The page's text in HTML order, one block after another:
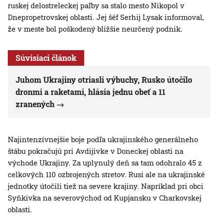
ruskej delostreleckej paľby sa stalo mesto Nikopol v
Dnepropetrovskej oblasti. Jej šéf Serhij Lysak informoval,
že v meste bol poškodený bližšie neurčený podnik.
Súvisiaci článok
Juhom Ukrajiny otriasli výbuchy, Rusko útočilo
dronmi a raketami, hlásia jednu obeť a 11
zranených
Najintenzívnejšie boje podľa ukrajinského generálneho
štábu pokračujú pri Avdijivke v Doneckej oblasti na
východe Ukrajiny. Za uplynulý deň sa tam odohralo 45 z
celkových 110 ozbrojených stretov. Rusi ale na ukrajinské
jednotky útočili tiež na severe krajiny. Napríklad pri obci
Syňkivka na severovýchod od Kupjansku v Charkovskej
oblasti.